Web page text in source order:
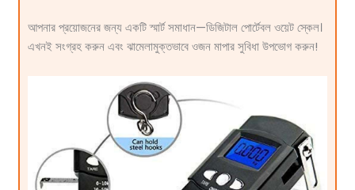
আপনার প্রয়োজনের জন্য একটি স্মার্ট সমাধান—ডিজিটাল পোর্টেবল ওয়েট স্কেল।
এখনই সংগ্রহ করুন এবং ঝামেলামুক্তভাবে ওজন মাপার সুবিধা উপভোগ করুন!